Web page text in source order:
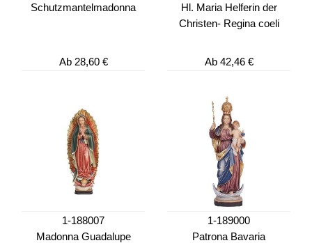
Schutzmantelmadonna
Ab28,60 €
Hl. Maria Helferin der
Christen- Regina coeli
Ab42,46 €
1-188007
Madonna Guadalupe
1-189000
Patrona Bavaria